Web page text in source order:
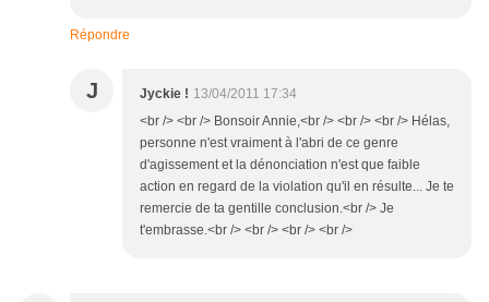
Répondre
J Jyckie ! 13/04/2011 17:34
<br /> <br /> Bonsoir Annie,<br /> <br /> <br /> Hélas,
personne n'est vraiment à l'abri de ce genre
d'agissement et la dénonciation n'est que faible
action en regard de la violation qu'il en résulte... Je te
remercie de ta gentille conclusion.<br /> Je
t'embrasse.<br /> <br /> <br /> <br />